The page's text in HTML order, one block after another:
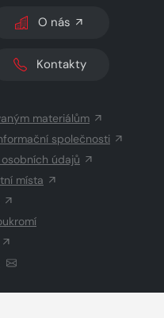
O nás
Kontakty
materiálům
společnosti
údajů
místa